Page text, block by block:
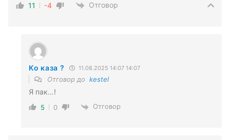
11 -4 Отговор
Ко каза ? 11.08.2025 14:07 14:07
Отговор до kestel
Я пак…!
5 0 Отговор